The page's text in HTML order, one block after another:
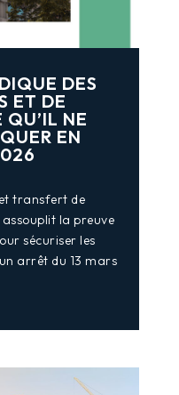
DES
ET DE
QU’IL NE
EN
et transfert de
la preuve
sécuriser les
arrêt du 13 mars